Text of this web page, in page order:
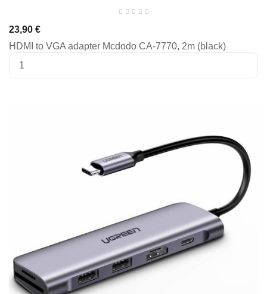
23,90 €
HDMI to VGA adapter Mcdodo CA-7770, 2m (black)